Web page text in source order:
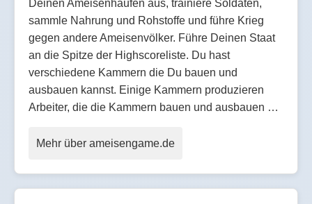
Deinen Ameisenhaufen aus, trainiere Soldaten,
sammle Nahrung und Rohstoffe und führe Krieg
gegen andere Ameisenvölker. Führe Deinen Staat
an die Spitze der Highscoreliste. Du hast
verschiedene Kammern die Du bauen und
ausbauen kannst. Einige Kammern produzieren
Arbeiter, die die Kammern bauen und ausbauen …
Mehr über ameisengame.de